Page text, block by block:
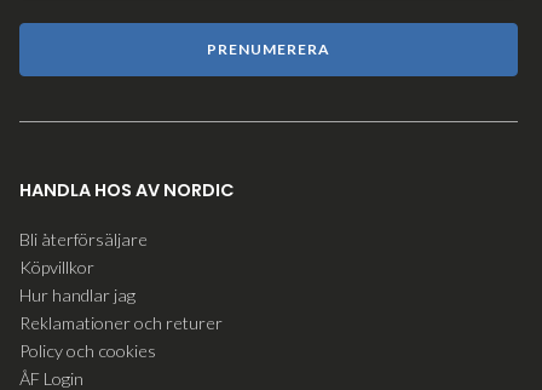
PRENUMERERA
HANDLA HOS AV NORDIC
Bli återförsäljare
Köpvillkor
Hur handlar jag
Reklamationer och returer
Policy och cookies
ÅF Login